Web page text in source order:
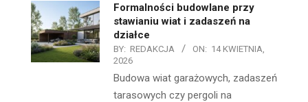
Formalności budowlane przy
stawianiu wiat i zadaszeń na
działce
BY: REDAKCJA ON: 14 KWIETNIA,
2026
Budowa wiat garażowych, zadaszeń
tarasowych czy pergoli na